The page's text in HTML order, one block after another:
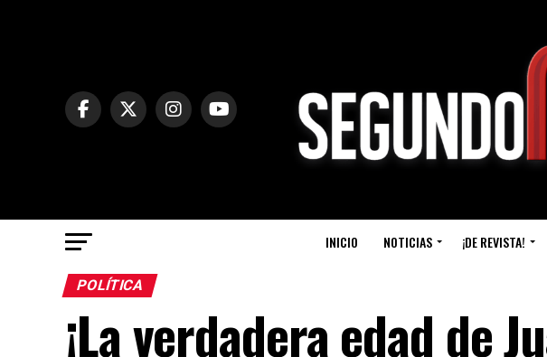
INICIO NOTICIAS ¡DE REVISTA!
POLÍTICA
¡La verdadera edad de